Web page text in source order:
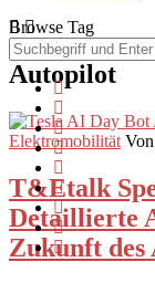
Browse Tag
Autopilot
Elektromobilität Von
T&Etalk
Detaillierte
Zukunft